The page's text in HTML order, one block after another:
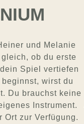
und Melanie
ob du erste
Spiel vertiefen
wirst du
Du brauchst keine
Instrument.
Ort zur Verfügung.